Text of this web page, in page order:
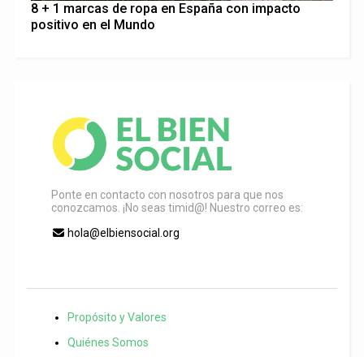
8 + 1 marcas de ropa en España con impacto
positivo en el Mundo
Ponte en contacto con nosotros para que nos
conozcamos. ¡No seas timid@! Nuestro correo es:
hola@elbiensocial.org
Propósito y Valores
Quiénes Somos